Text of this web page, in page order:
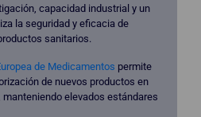
capacidad industrial y un
la seguridad y eficacia de
sanitarios.
de Medicamentos permite
de nuevos productos en
elevados estándares